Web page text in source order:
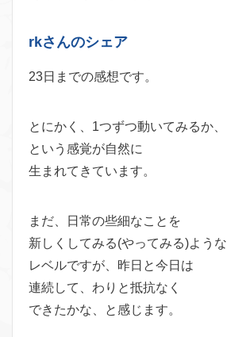
rkさんのシェア
23日までの感想です。
とにかく、1つずつ動いてみるか、
という感覚が自然に
生まれてきています。
まだ、日常の些細なことを
新しくしてみる(やってみる)ような
レベルですが、昨日と今日は
連続して、わりと抵抗なく
できたかな、と感じます。